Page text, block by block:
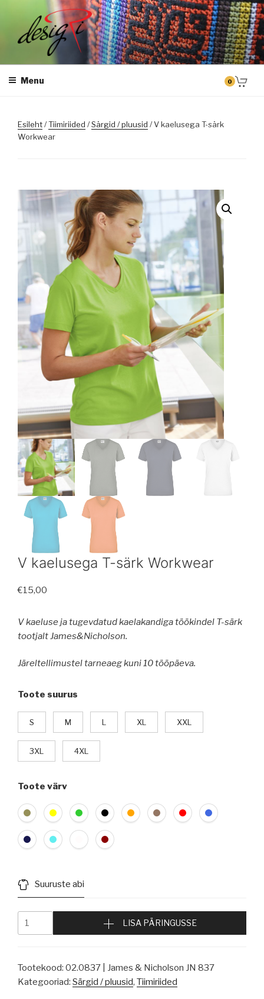
content
DESIGRI
Masintikkimine, tiimiriided, logo riietele tikkimine, kodukoha pusad,
Menu 0
Esileht/Tiimiriided /Särgid / pluusid / V kaelusega T-särk
Workwear
V kaelusega T-särk Workwear
€15,00
V kaeluse ja tugevdatud kaelakandiga töökindel T-särk
tootjalt James&Nicholson.
Järeltellimustel tarneaeg kuni 10 tööpäeva.
Toote suurus
S M L XL XXL
3XL 4XL
Toote värv
Suuruste abi
LISA PÄRINGUSSE
Tootekood: 02.0837 | James & Nicholson JN 837
Kategooriad: Särgid / pluusid, Tiimiriided